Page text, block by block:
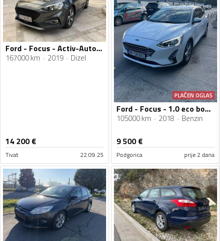
Ford - Focus - Activ-Automatik 2.0 tdi
167000 km 2019 Dizel
14 200€
Tivat 22.09.25
PLAĆEN OGLAS
Ford - Focus - 1.0 eco boost
105000 km 2018 Benzin
9 500€
Podgorica prije 2 dana